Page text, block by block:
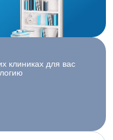
клиниках для вас